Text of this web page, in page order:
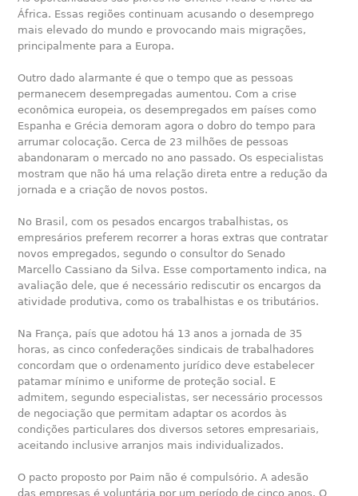
África. Essas regiões continuam acusando o desemprego
mais elevado do mundo e provocando mais migrações,
principalmente para a Europa.
Outro dado alarmante é que o tempo que as pessoas
permanecem desempregadas aumentou. Com a crise
econômica europeia, os desempregados em países como
Espanha e Grécia demoram agora o dobro do tempo para
arrumar colocação. Cerca de 23 milhões de pessoas
abandonaram o mercado no ano passado. Os especialistas
mostram que não há uma relação direta entre a redução da
jornada e a criação de novos postos.
No Brasil, com os pesados encargos trabalhistas, os
empresários preferem recorrer a horas extras que contratar
novos empregados, segundo o consultor do Senado
Marcello Cassiano da Silva. Esse comportamento indica, na
avaliação dele, que é necessário rediscutir os encargos da
atividade produtiva, como os trabalhistas e os tributários.
Na França, país que adotou há 13 anos a jornada de 35
horas, as cinco confederações sindicais de trabalhadores
concordam que o ordenamento jurídico deve estabelecer
patamar mínimo e uniforme de proteção social. E
admitem, segundo especialistas, ser necessário processos
de negociação que permitam adaptar os acordos às
condições particulares dos diversos setores empresariais,
aceitando inclusive arranjos mais individualizados.
O pacto proposto por Paim não é compulsório. A adesão
das empresas é voluntária por um período de cinco anos. O